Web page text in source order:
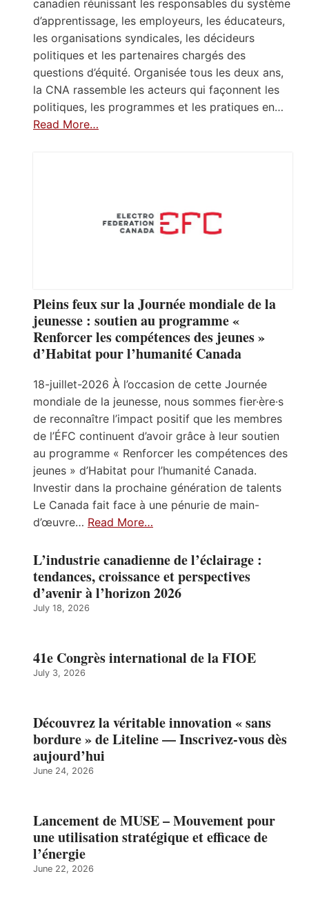
canadien réunissant les responsables du système
d’apprentissage, les employeurs, les éducateurs,
les organisations syndicales, les décideurs
politiques et les partenaires chargés des
questions d’équité. Organisée tous les deux ans,
la CNA rassemble les acteurs qui façonnent les
politiques, les programmes et les pratiques en…
Read More…
Pleins feux sur la Journée mondiale de la
jeunesse : soutien au programme «
Renforcer les compétences des jeunes »
d’Habitat pour l’humanité Canada
18-juillet-2026 À l’occasion de cette Journée
mondiale de la jeunesse, nous sommes fier·ère·s
de reconnaître l’impact positif que les membres
de l’ÉFC continuent d’avoir grâce à leur soutien
au programme « Renforcer les compétences des
jeunes » d’Habitat pour l’humanité Canada.
Investir dans la prochaine génération de talents
Le Canada fait face à une pénurie de main-
d’œuvre… Read More…
L’industrie canadienne de l’éclairage :
tendances, croissance et perspectives
d’avenir à l’horizon 2026
July 18, 2026
41e Congrès international de la FIOE
July 3, 2026
Découvrez la véritable innovation « sans
bordure » de Liteline — Inscrivez-vous dès
aujourd’hui
June 24, 2026
Lancement de MUSE – Mouvement pour
une utilisation stratégique et efficace de
l’énergie
June 22, 2026